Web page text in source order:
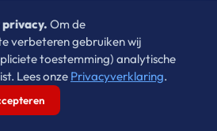
Hij is een zeer
komt zijn afspraken goed na
snel verholpen worden.
voor verhuurders"
privacy. Om de
verbeteren gebruiken wij
toestemming) analytische
Lees onze Privacyverklaring.